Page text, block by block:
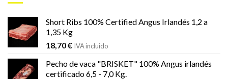
Short Ribs 100% Certified Angus Irlandés 1,2 a
1,35 Kg
18,70€ IVA incluido
Pecho de vaca "BRISKET" 100% Angus irlandés
certificado 6,5 - 7,0 Kg.